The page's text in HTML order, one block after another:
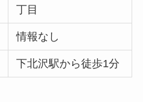
丁目
情報なし
下北沢駅から徒歩1分